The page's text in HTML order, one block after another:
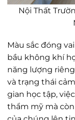
Nội Thất
Màu sắc đóng
bầu không khí
năng lượng
và trạng thái
gian học tập,
thẩm mỹ mà